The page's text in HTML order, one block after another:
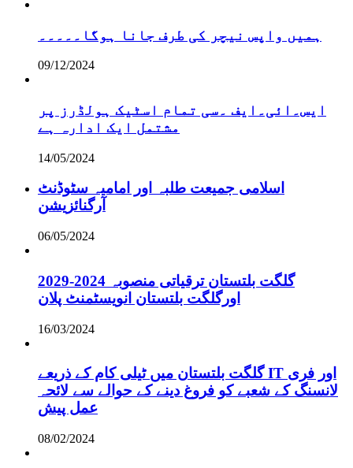
ہمیں واپس نیچر کی طرف جانا ہوگا۔۔۔۔۔
09/12/2024
ایس۔ائی۔ایف ۔سی تمام اسٹیک ہولڈرز پر
مشتمل ایک ادارہ ہے
14/05/2024
اسلامی جمیعت طلبہ اور امامیہ سٹوڈنٹ
آرگنائزیشن
06/05/2024
گلگت بلتستان ترقیاتی منصوبہ 2024-2029
اورگلگت بلتستان انویسٹمنٹ پلان
16/03/2024
گلگت بلتستان میں ٹیلی کام کے ذریعے IT اور فری
لانسنگ کے شعبے کو فروغ دینے کے حوالے سے لائحہ
عمل پیش
08/02/2024